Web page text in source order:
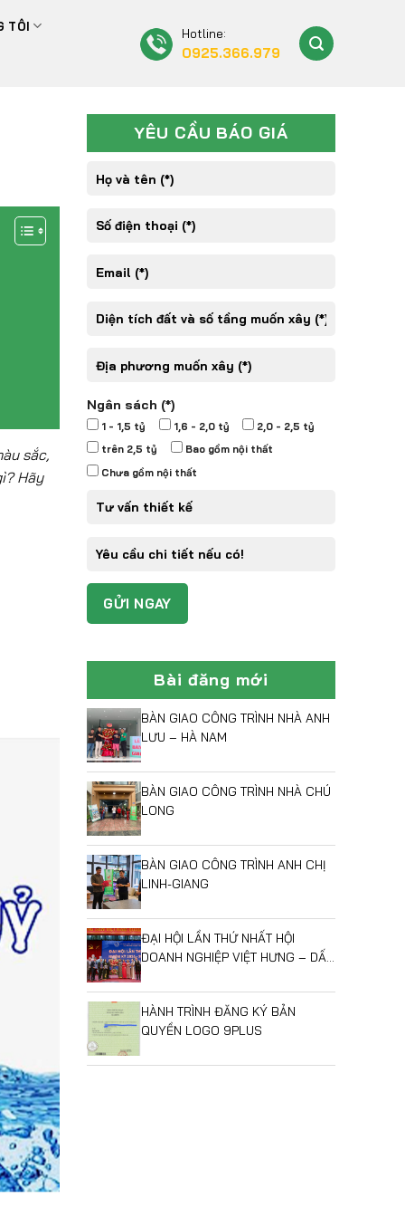
TÔI Hotline:
0925.366.979
sắc,
Hãy
YÊU CẦU BÁO GIÁ
Ngân sách (*)
1 - 1,5 tỷ 1,6 - 2,0 tỷ
2,0 - 2,5 tỷ
trên 2,5 tỷ
Bao gồm nội thất
Chưa gồm nội thất
Bài đăng mới
BÀN GIAO CÔNG TRÌNH NHÀ ANH
LƯU – HÀ NAM
BÀN GIAO CÔNG TRÌNH NHÀ CHÚ
LONG
BÀN GIAO CÔNG TRÌNH ANH CHỊ
LINH-GIANG
ĐẠI HỘI LẦN THỨ NHẤT HỘI
DOANH NGHIỆP VIỆT HƯNG – DẤU
TRIỂN MỚI
HÀNH TRÌNH ĐĂNG KÝ BẢN
QUYỀN LOGO 9PLUS